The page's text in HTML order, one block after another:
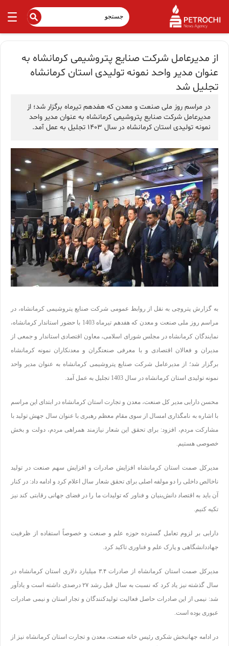
از مدیرعامل شرکت صنایع پتروشیمی کرمانشاه به
عنوان مدیر واحد نمونه تولیدی استان کرمانشاه
تجلیل شد
در مراسم روز ملی صنعت و معدن که هفدهم تیرماه برگزار شد؛ از
مدیرعامل شرکت صنایع پتروشیمی کرمانشاه به عنوان مدیر واحد
نمونه تولیدی استان کرمانشاه در سال 1403 تجلیل به عمل آمد.
به گزارش پتروچی به نقل از روابط عمومی شرکت صنایع پتروشیمی کرمانشاه، در
مراسم روز ملی صنعت و معدن که هفدهم تیرماه 1403 با حضور استاندار کرمانشاه،
نمایندگان کرمانشاه در مجلس شورای اسلامی، معاون اقتصادی استاندار و جمعی از
مدیران و فعالان اقتصادی و با معرفی صنعتگران و معدنکاران نمونه کرمانشاه
برگزار شد؛ از مدیرعامل شرکت صنایع پتروشیمی کرمانشاه به عنوان مدیر واحد
نمونه تولیدی استان کرمانشاه در سال 1403 تجلیل به عمل آمد.
محسن دارابی مدیر کل صنعت، معدن و تجارت استان کرمانشاه در ابتدای این مراسم
با اشاره به نامگذاری امسال از سوی مقام معظم رهبری با عنوان سال جهش تولید با
مشارکت مردم، افزود: برای تحقق این شعار نیازمند همراهی مردم، دولت و بخش
خصوصی هستیم.
مدیرکل صمت استان کرمانشاه افزایش صادرات و افزایش سهم صنعت در تولید
ناخالص داخلی را دو مولفه اصلی برای تحقق شعار سال اعلام کرد و ادامه داد: در کنار
آن باید به اقتصاد دانش‌بنیان و فناور که تولیدات ما را در فضای جهانی رقابتی کند نیز
تکیه کنیم.
دارابی بر لزوم تعامل گسترده حوزه علم و صنعت و خصوصاً استفاده از ظرفیت
جهاددانشگاهی و پارک علم و فناوری تاکید کرد.
مدیرکل صمت استان کرمانشاه از صادرات۳.۴ میلیارد دلاری استان کرمانشاه در
سال گذشته نیز یاد کرد که نسبت به سال قبل رشد ۲۷درصدی داشته است و یادآور
شد: نیمی از این صادرات حاصل فعالیت تولیدکنندگان و تجار استان و نیمی صادرات
عبوری بوده است.
در ادامه جهانبخش شکری رئیس خانه صنعت، معدن و تجارت استان کرمانشاه نیز از